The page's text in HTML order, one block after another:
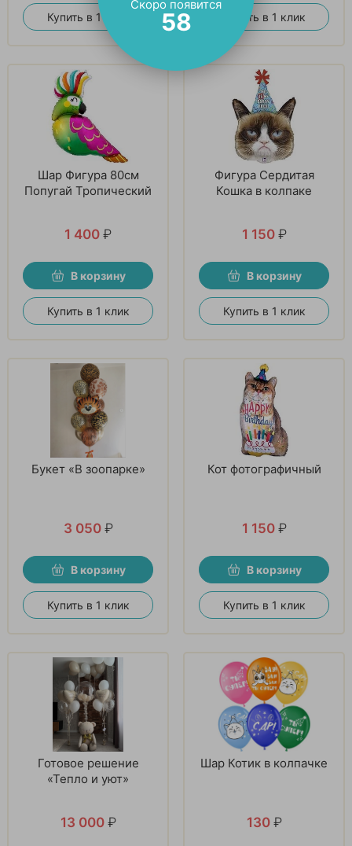
Купить в 1 клик Купить в 1 клик
Шар Фигура 80см
Попугай Тропический
1 400 ₽
В корзину
Купить в 1 клик
Фигура Сердитая
Кошка в колпаке
1 150 ₽
В корзину
Купить в 1 клик
Букет «В зоопарке»
3 050 ₽
В корзину
Купить в 1 клик
Кот фотографичный
1 150 ₽
В корзину
Купить в 1 клик
Готовое решение
«Тепло и уют»
13 000 ₽
Шар Котик в колпачке
130 ₽
Скоро появится
57